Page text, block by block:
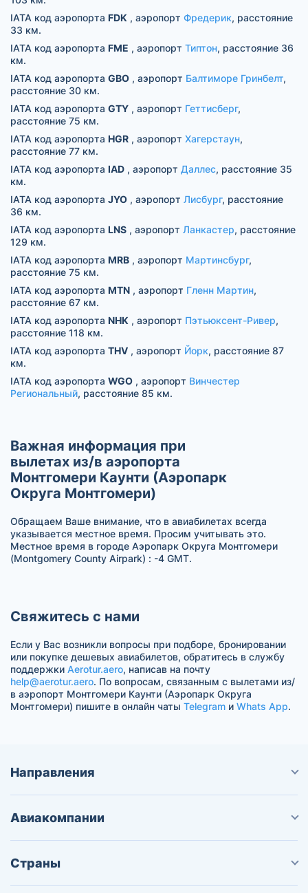
IATA код аэропорта FDK , аэропорт Фредерик, расстояние
33 км.
IATA код аэропорта FME , аэропорт Типтон, расстояние 36
км.
IATA код аэропорта GBO , аэропорт Балтиморе Гринбелт,
расстояние 30 км.
IATA код аэропорта GTY , аэропорт Геттисберг,
расстояние 75 км.
IATA код аэропорта HGR , аэропорт Хагерстаун,
расстояние 77 км.
IATA код аэропорта IAD , аэропорт Даллес, расстояние 35
км.
IATA код аэропорта JYO , аэропорт Лисбург, расстояние
36 км.
IATA код аэропорта LNS , аэропорт Ланкастер, расстояние
129 км.
IATA код аэропорта MRB , аэропорт Мартинсбург,
расстояние 75 км.
IATA код аэропорта MTN , аэропорт Гленн Мартин,
расстояние 67 км.
IATA код аэропорта NHK , аэропорт Пэтьюксент-Ривер,
расстояние 118 км.
IATA код аэропорта THV , аэропорт Йорк, расстояние 87
км.
IATA код аэропорта WGO , аэропорт Винчестер
Региональный, расстояние 85 км.
Важная информация при
вылетах из/в аэропорта
Монтгомери Каунти (Аэропарк
Округа Монтгомери)
Обращаем Ваше внимание, что в авиабилетах всегда
указывается местное время. Просим учитывать это.
Местное время в городе Аэропарк Округа Монтгомери
(Montgomery County Airpark) : -4 GMT.
Свяжитесь с нами
Если у Вас возникли вопросы при подборе, бронировании
или покупке дешевых авиабилетов, обратитесь в службу
поддержки Aerotur.aero, написав на почту
help@aerotur.aero. По вопросам, связанным с вылетами из/
в аэропорт Монтгомери Каунти (Аэропарк Округа
Монтгомери) пишите в онлайн чаты Telegram и Whats App.
Направления
Авиакомпании
Страны